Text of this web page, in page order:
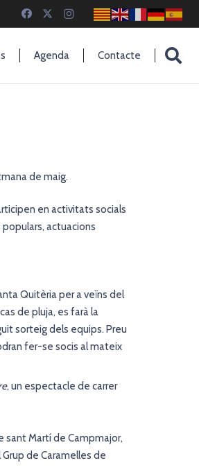
Agenda Contacte
de maig.
en activitats socials
actuacions
Quitèria per a veïns del
de pluja, es farà la
sorteig dels equips. Preu
fer-se socis al mateix
, un espectacle de carrer
sant Martí de Campmajor,
de Caramelles de